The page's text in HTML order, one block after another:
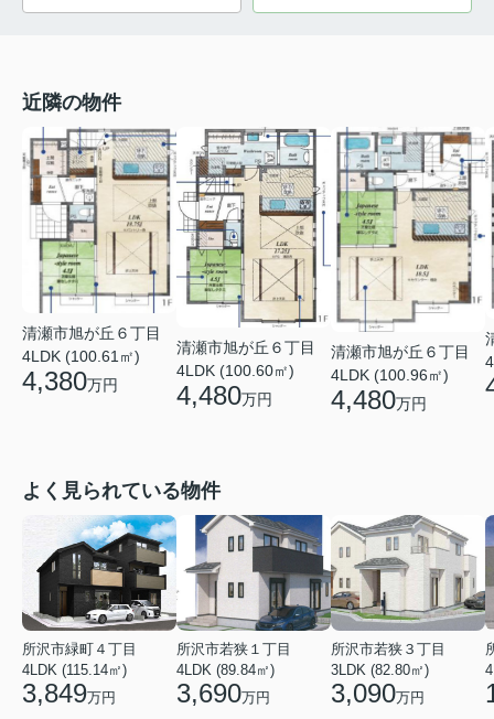
近隣の物件
清瀬市旭が丘６丁目
4LDK (100.61㎡)
4,380万円
清瀬市旭が丘６丁目
4LDK (100.60㎡)
4,480万円
清瀬市旭が丘６丁目
4LDK (100.96㎡)
4,480万円
よく見られている物件
所沢市緑町４丁目
4LDK (115.14㎡)
3,849万円
所沢市若狭１丁目
4LDK (89.84㎡)
3,690万円
所沢市若狭３丁目
3LDK (82.80㎡)
3,090万円